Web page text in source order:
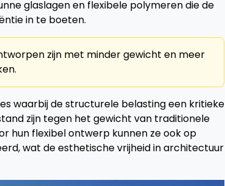
glaslagen en flexibele polymeren die de
in te boeten.
zijn met minder gewicht en meer
waarbij de structurele belasting een kritieke
zijn tegen het gewicht van traditionele
hun flexibel ontwerp kunnen ze ook op
wat de esthetische vrijheid in architectuur